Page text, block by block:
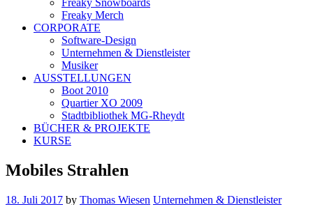
Freaky Merch
CORPORATE
Software-Design
Unternehmen & Dienstleister
Musiker
AUSSTELLUNGEN
Boot 2010
Quartier XO 2009
Stadtbibliothek MG-Rheydt
BÜCHER & PROJEKTE
KURSE
Mobiles Strahlen
18. Juli 2017 by Thomas Wiesen Unternehmen & Dienstleister